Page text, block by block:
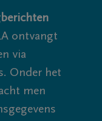
ontvangt
via
Onder het
men